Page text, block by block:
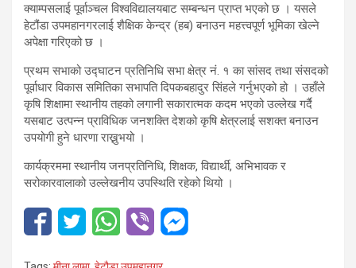
क्याम्पसलाई पूर्वाञ्चल विश्वविद्यालयबाट सम्बन्धन प्राप्त भएको छ । यसले
हेटौंडा उपमहानगरलाई शैक्षिक केन्द्र (हब) बनाउन महत्त्वपूर्ण भूमिका खेल्ने
अपेक्षा गरिएको छ ।
प्रथम सभाको उद्घाटन प्रतिनिधि सभा क्षेत्र नं. १ का सांसद तथा संसदको
पूर्वाधार विकास समितिका सभापति दिपकबहादुर सिंहले गर्नुभएको हो । उहाँले
कृषि शिक्षामा स्थानीय तहको लगानी सकारात्मक कदम भएको उल्लेख गर्दै
यसबाट उत्पन्न प्राविधिक जनशक्ति देशको कृषि क्षेत्रलाई सशक्त बनाउन
उपयोगी हुने धारणा राख्नुभयो ।
कार्यक्रममा स्थानीय जनप्रतिनिधि, शिक्षक, विद्यार्थी, अभिभावक र
सरोकारवालाको उल्लेखनीय उपस्थिति रहेको थियो ।